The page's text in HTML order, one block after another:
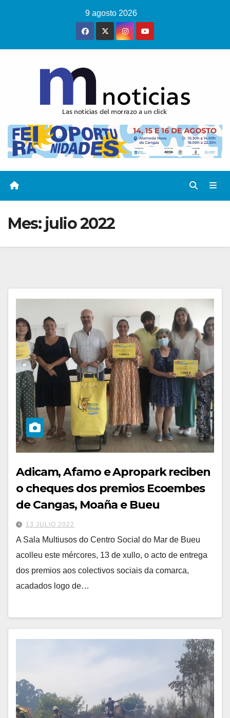
9 agosto 2026
Mes: julio 2022
Adicam, Afamo e Apropark reciben
o cheques dos premios Ecoembes
de Cangas, Moaña e Bueu
13 JULIO 2022
A Sala Multiusos do Centro Social do Mar de Bueu
acolleu este mércores, 13 de xullo, o acto de entrega
dos premios aos colectivos sociais da comarca,
acadados logo de…